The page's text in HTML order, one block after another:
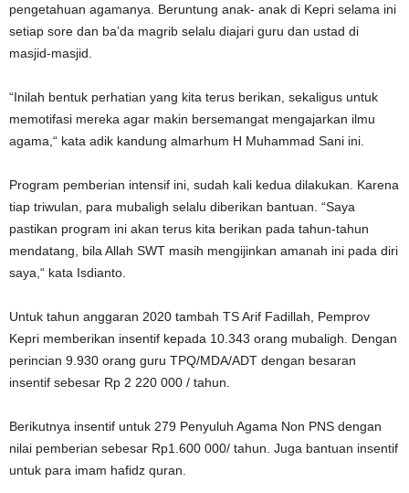
pengetahuan agamanya. Beruntung anak- anak di Kepri selama ini
setiap sore dan ba’da magrib selalu diajari guru dan ustad di
masjid-masjid.
“Inilah bentuk perhatian yang kita terus berikan, sekaligus untuk
memotifasi mereka agar makin bersemangat mengajarkan ilmu
agama,“ kata adik kandung almarhum H Muhammad Sani ini.
Program pemberian intensif ini, sudah kali kedua dilakukan. Karena
tiap triwulan, para mubaligh selalu diberikan bantuan. “Saya
pastikan program ini akan terus kita berikan pada tahun-tahun
mendatang, bila Allah SWT masih mengijinkan amanah ini pada diri
saya,“ kata Isdianto.
Untuk tahun anggaran 2020 tambah TS Arif Fadillah, Pemprov
Kepri memberikan insentif kepada 10.343 orang mubaligh. Dengan
perincian 9.930 orang guru TPQ/MDA/ADT dengan besaran
insentif sebesar Rp 2 220 000 / tahun.
Berikutnya insentif untuk 279 Penyuluh Agama Non PNS dengan
nilai pemberian sebesar Rp1.600 000/ tahun. Juga bantuan insentif
untuk para imam hafidz quran.